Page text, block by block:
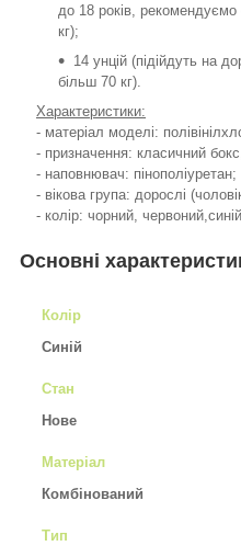
до 18 років,
кг);
14 унцій (підійдуть на
більш 70 кг).
Характеристики:
- матеріал моделі:
- призначення: класичний
- наповнювач: пінополіуретан;
- вікова група: дорослі
- колір: чорний,
Основні
Колір
Синій
Стан
Нове
Матеріал
Комбінований
Тип